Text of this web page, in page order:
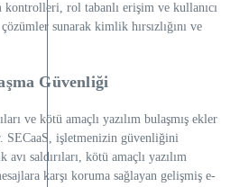
rol tabanlı erişim ve kullanıcı
sunarak kimlik hırsızlığını ve
Güvenliği
ve kötü amaçlı yazılım bulaşmış ekler
işletmenizin güvenliğini
saldırıları, kötü amaçlı yazılım
karşı koruma sağlayan gelişmiş e-